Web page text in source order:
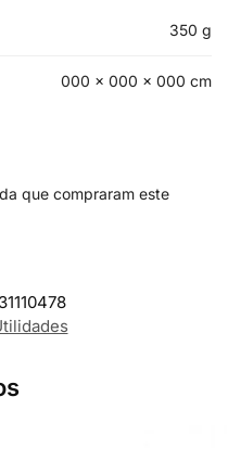
350 g
000 × 000 × 000 cm
que compraram este